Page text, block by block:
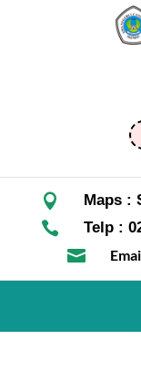
 Maps :
 Telp :
